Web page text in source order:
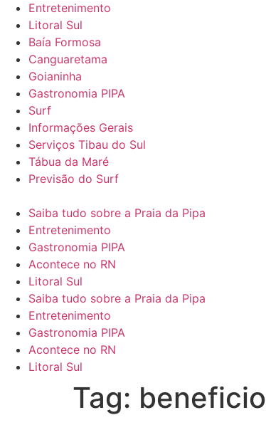
Entretenimento
Litoral Sul
Baía Formosa
Canguaretama
Goianinha
Gastronomia PIPA
Surf
Informações Gerais
Serviços Tibau do Sul
Tábua da Maré
Previsão do Surf
Saiba tudo sobre a Praia da Pipa
Entretenimento
Gastronomia PIPA
Acontece no RN
Litoral Sul
Saiba tudo sobre a Praia da Pipa
Entretenimento
Gastronomia PIPA
Acontece no RN
Litoral Sul
Tag: beneficio